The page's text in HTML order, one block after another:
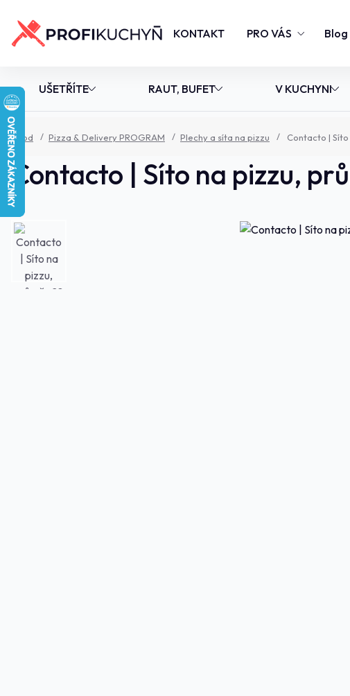
KONTAKT PRO VÁS Blog
UŠETŘÍTE RAUT, BUFET V KUCHYNI
Úvod Pizza & Delivery PROGRAM Plechy a síta na pizzu Contacto |
Contacto | Síto na pizzu,